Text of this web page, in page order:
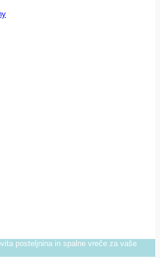
posteljnina in spalne vreče za vaše